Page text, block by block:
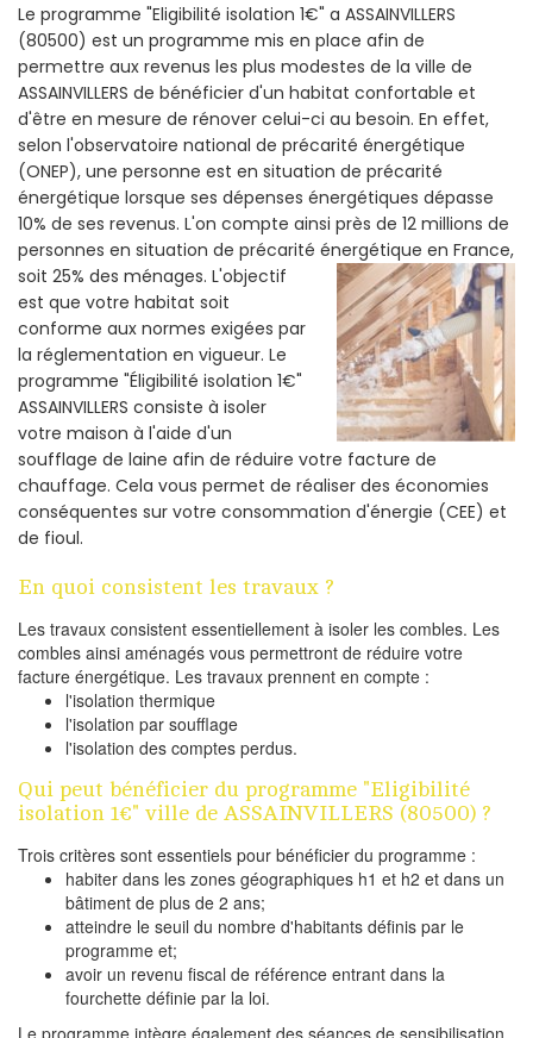
Le programme "Eligibilité isolation 1€" a ASSAINVILLERS
(80500) est un programme mis en place afin de
permettre aux revenus les plus modestes de la ville de
ASSAINVILLERS de bénéficier d'un habitat confortable et
d'être en mesure de rénover celui-ci au besoin. En effet,
selon l'observatoire national de précarité énergétique
(ONEP), une personne est en situation de précarité
énergétique lorsque ses dépenses énergétiques dépasse
10% de ses revenus. L'on compte ainsi près de 12 millions de
personnes en situation de précarité énergétique en France,
soit 25% des ménages. L'objectif
est que votre habitat soit
conforme aux normes exigées par
la réglementation en vigueur. Le
programme "Éligibilité isolation 1€"
ASSAINVILLERS consiste à isoler
votre maison à l'aide d'un
soufflage de laine afin de réduire votre facture de
chauffage. Cela vous permet de réaliser des économies
conséquentes sur votre consommation d'énergie (CEE) et
de fioul.
En quoi consistent les travaux ?
Les travaux consistent essentiellement à isoler les combles. Les
combles ainsi aménagés vous permettront de réduire votre
facture énergétique. Les travaux prennent en compte :
l'isolation thermique
l'isolation par soufflage
l'isolation des comptes perdus.
Qui peut bénéficier du programme "Eligibilité
isolation 1€" ville de ASSAINVILLERS (80500) ?
Trois critères sont essentiels pour bénéficier du programme :
habiter dans les zones géographiques h1 et h2 et dans un
bâtiment de plus de 2 ans;
atteindre le seuil du nombre d'habitants définis par le
programme et;
avoir un revenu fiscal de référence entrant dans la
fourchette définie par la loi.
Le programme intègre également des séances de sensibilisation